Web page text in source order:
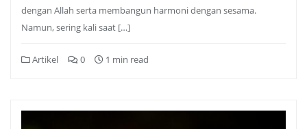
dengan Allah serta membangun harmoni dengan sesama.
Namun, sering kali saat […]
Artikel 0 1 min read